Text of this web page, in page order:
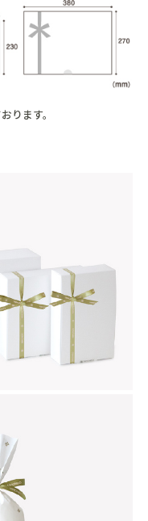
ります。